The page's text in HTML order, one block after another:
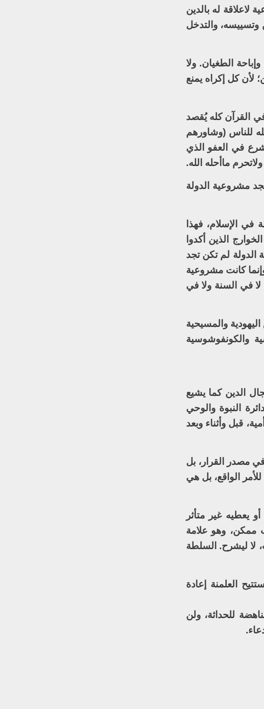
له بالدين
وتسييسه، والتدخل
الطغيان. ولا
لأن كل إكراه يمنع
في القرآن كله يُقصد
للناس (وشاورهم
في العفو الذي
ماأحله الله.
مشروعية الدولة
في الإسلام، فهذا
الذين أكدوا
الدولة لم تكن تجد
كانت مشروعية
لا في السنة ولا في
والمسيحية
والكونفوشوسية
الدين كما يشيع
النبوة والوحي
قبل وأثناء وبعد
مصدر القرار، بل
الواقع، بل هي
يعطيه غير متأثر
ممكن، وهو علامة
لا ليشرح. السلطة
العلمنة إعادة
للحداثة، ولن